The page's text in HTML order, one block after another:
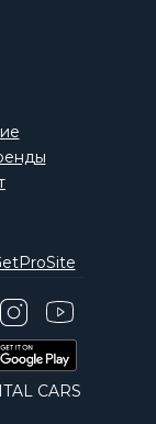
CARS